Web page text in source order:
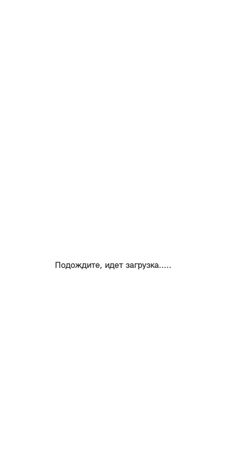
Подождите, идет загрузка.....